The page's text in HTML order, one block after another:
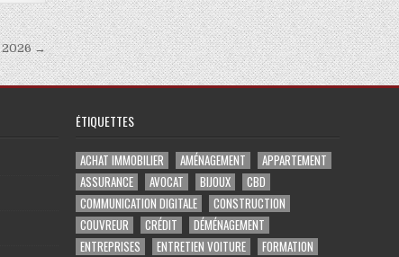
2026 →
ÉTIQUETTES
ACHAT IMMOBILIER AMÉNAGEMENT
APPARTEMENT
ASSURANCE
AVOCAT BIJOUX
CBD
COMMUNICATION DIGITALE
CONSTRUCTION
COUVREUR
CRÉDIT
DÉMÉNAGEMENT
ENTREPRISES
ENTRETIEN VOITURE
FORMATION